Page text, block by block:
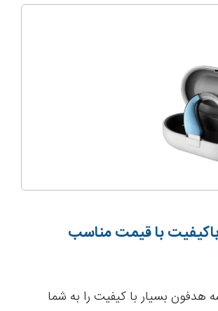
با قیمت مناسب
بسیار با کیفیت را به شما